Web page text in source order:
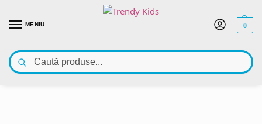
MENIU
Caută
0
Bun venit pe Trendy Kids – outlet cu haine pentru copii! Vezi oferta noastră la
articole de îmbrăcăminte pentru copii👇